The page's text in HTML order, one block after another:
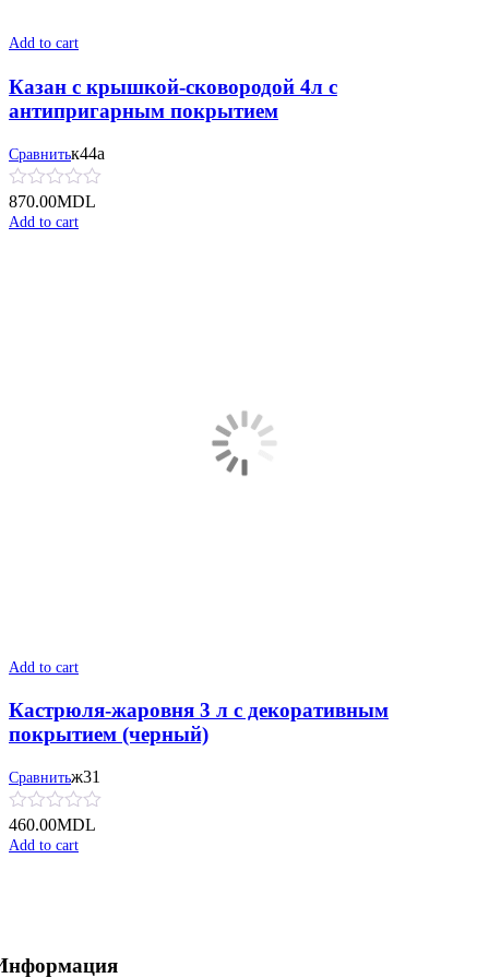
Add to cart
Казан с крышкой-сковородой 4л с
антипригарным покрытием
Сравнитьк44а
870.00MDL
Add to cart
Add to cart
Кастрюля-жаровня 3 л с декоративным
покрытием (черный)
Сравнитьж31
460.00MDL
Add to cart